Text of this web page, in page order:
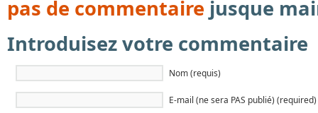
pas de commentaire jusque
Introduisez votre commentaire
Nom (requis)
E-mail (ne sera PAS publié) (required)